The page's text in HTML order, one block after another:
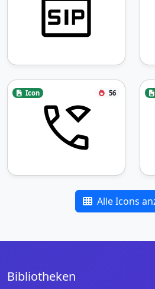
Icon 56
Alle Icons
Bibliotheken